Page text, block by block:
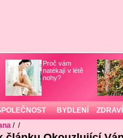
Proč vám
natékají v létě
nohy?
BYDLENÍ ZDRAVÍ
/ /